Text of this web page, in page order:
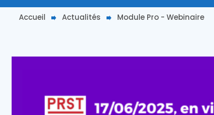
Accueil Actualités Module Pro - Webinaire